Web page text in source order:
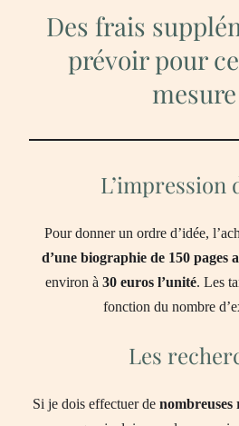
Des frais
prévoir pour
L’impression
Pour donner un ordre d’idée,
d’une biographie de 150 pages
environ à 30 euros l’unité. Les
fonction du nombre
Les
Si je dois effectuer de nombreuses